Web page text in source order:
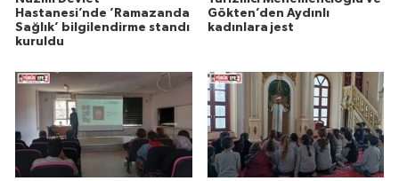
Hastanesi’nde ’Ramazanda
Sağlık’ bilgilendirme standı
kuruldu
Gökten’den Aydınlı
kadınlara jest